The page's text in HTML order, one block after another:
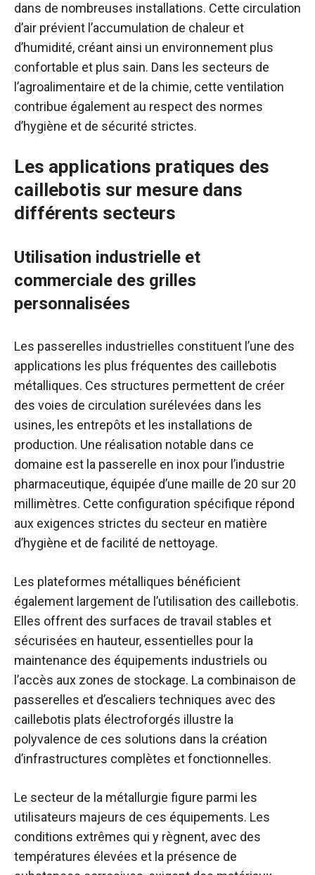
dans de nombreuses installations. Cette circulation
d’air prévient l’accumulation de chaleur et
d’humidité, créant ainsi un environnement plus
confortable et plus sain. Dans les secteurs de
l’agroalimentaire et de la chimie, cette ventilation
contribue également au respect des normes
d’hygiène et de sécurité strictes.
Les applications pratiques des
caillebotis sur mesure dans
différents secteurs
Utilisation industrielle et
commerciale des grilles
personnalisées
Les passerelles industrielles constituent l’une des
applications les plus fréquentes des caillebotis
métalliques. Ces structures permettent de créer
des voies de circulation surélevées dans les
usines, les entrepôts et les installations de
production. Une réalisation notable dans ce
domaine est la passerelle en inox pour l’industrie
pharmaceutique, équipée d’une maille de 20 sur 20
millimètres. Cette configuration spécifique répond
aux exigences strictes du secteur en matière
d’hygiène et de facilité de nettoyage.
Les plateformes métalliques bénéficient
également largement de l’utilisation des caillebotis.
Elles offrent des surfaces de travail stables et
sécurisées en hauteur, essentielles pour la
maintenance des équipements industriels ou
l’accès aux zones de stockage. La combinaison de
passerelles et d’escaliers techniques avec des
caillebotis plats électroforgés illustre la
polyvalence de ces solutions dans la création
d’infrastructures complètes et fonctionnelles.
Le secteur de la métallurgie figure parmi les
utilisateurs majeurs de ces équipements. Les
conditions extrêmes qui y règnent, avec des
températures élevées et la présence de